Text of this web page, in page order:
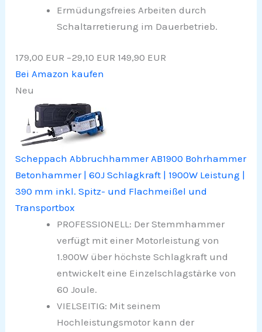
Ermüdungsfreies Arbeiten durch
Schaltarretierung im Dauerbetrieb.
179,00 EUR −29,10 EUR 149,90 EUR
Bei Amazon kaufen
Neu
Scheppach Abbruchhammer AB1900 Bohrhammer
Betonhammer | 60J Schlagkraft | 1900W Leistung |
390 mm inkl. Spitz- und Flachmeißel und
Transportbox
PROFESSIONELL: Der Stemmhammer
verfügt mit einer Motorleistung von
1.900W über höchste Schlagkraft und
entwickelt eine Einzelschlagstärke von
60 Joule.
VIELSEITIG: Mit seinem
Hochleistungsmotor kann der